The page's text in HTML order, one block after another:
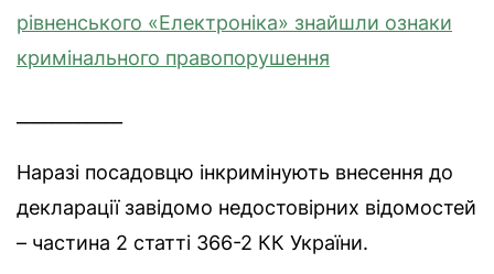
рівненського «Електроніка» знайшли ознаки
кримінального правопорушення
Наразі посадовцю інкримінують внесення до
декларації завідомо недостовірних відомостей
– частина 2 статті 366-2 КК України.